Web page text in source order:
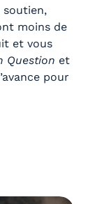
soutien,
moins de
et vous
Question et
pour